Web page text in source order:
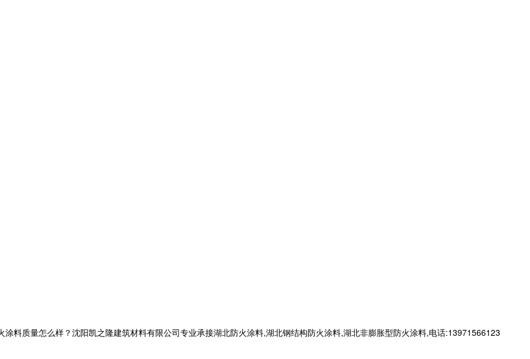
料质量怎么样？沈阳凯之隆建筑材料有限公司专业承接湖北防火涂料,湖北钢结构防火涂料,湖北非膨胀型防火涂料,电话:13971566123